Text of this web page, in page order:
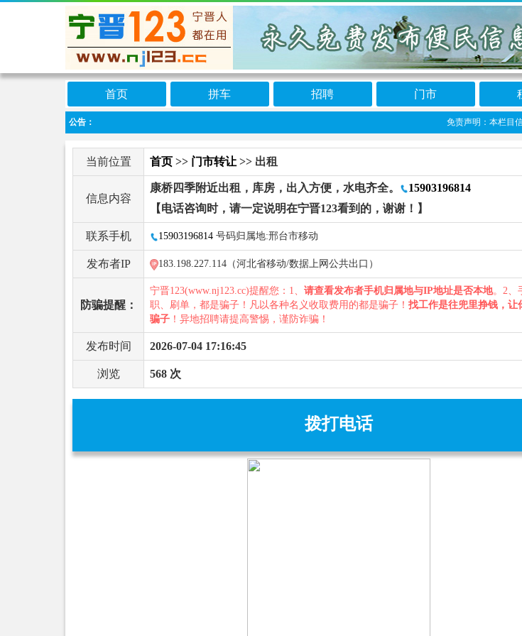
首页 拼车 招聘 门市
公告： 免责声明：本栏目信
当前位置 首页 >> 门市转让 >> 出租
信息内容
康桥四季附近出租，库房，出入方便，水电齐全。
15903196814
【电话咨询时，请一定说明在宁晋123看到的，谢谢！】
联系手机 15903196814 号码归属地:邢台市移动
发布者IP 183.198.227.114（河北省移动/数据上网公共出口）
防骗提醒：
宁晋123(www.nj123.cc)提醒您：1、 请查看发布者手机归属地与IP地址是否本地。2、
职、刷单，都是骗子！凡以各种名义收取费用的都是骗子！ 找工作是往兜里挣钱，让
骗子 ！异地招聘请提高警惕，谨防诈骗！
发布时间 2026-07-04 17:16:45
浏览 568 次
拨打电话